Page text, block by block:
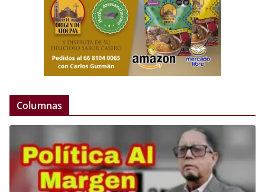
Columnas